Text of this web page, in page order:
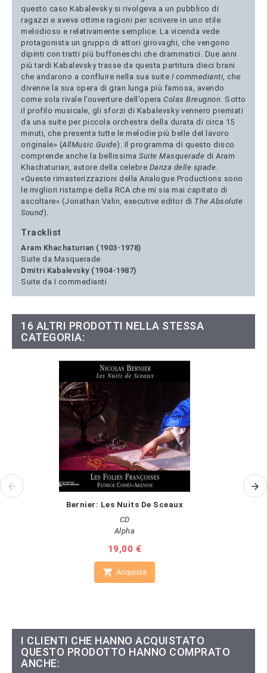
questo caso Kabalevsky si rivolgeva a un pubblico di
ragazzi e aveva ottime ragioni per scrivere in uno stile
melodioso e relativamente semplice. La vicenda vede
protagonista un gruppo di attori girovaghi, che vengono
dipinti con tratti più buffoneschi che drammatici. Due anni
più tardi Kabalevsky trasse da questa partitura dieci brani
che andarono a confluire nella sua suite I commedianti, che
divenne la sua opera di gran lunga più famosa, avendo
come sola rivale l’ouverture dell’opera Colas Breugnon. Sotto
il profilo musicale, gli sforzi di Kabalevsky vennero premiati
da una suite per piccola orchestra della durata di circa 15
minuti, che presenta tutte le melodie più belle del lavoro
originale» (AllMusic Guide). Il programma di questo disco
comprende anche la bellissima Suite Masquerade di Aram
Khachaturian, autore della celebre Danza delle spade.
«Queste rimasterizzazioni della Analogue Productions sono
le migliori ristampe della RCA che mi sia mai capitato di
ascoltare» (Jonathan Valin, executive editor di The Absolute
Sound).
Tracklist
Aram Khachaturian (1903-1978)
Suite da Masquerade
Dmitri Kabalevsky (1904-1987)
Suite da I commedianti
16 ALTRI PRODOTTI NELLA STESSA
CATEGORIA:
Bernier: Les Nuits De Sceaux
CD
Alpha
Prezzo
19,00 €
 Acquista
I CLIENTI CHE HANNO ACQUISTATO
QUESTO PRODOTTO HANNO COMPRATO
ANCHE: